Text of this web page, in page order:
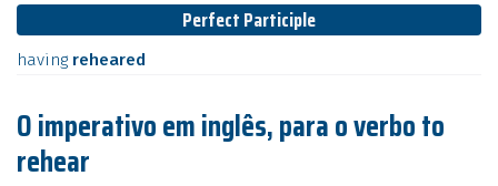
Perfect Participle
having reheared
O imperativo em inglês, para o verbo to
rehear